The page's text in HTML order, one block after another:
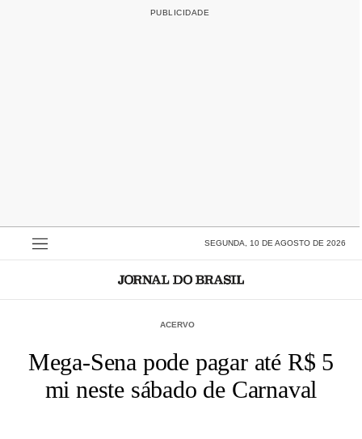
SEGUNDA, 10 DE AGOSTO DE 2026
ACERVO
Mega-Sena pode pagar até R$ 5
mi neste sábado de Carnaval